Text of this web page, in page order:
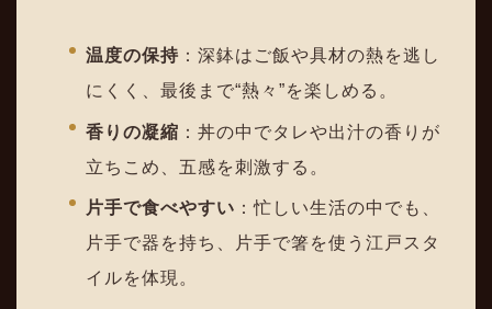
温度の保持 ：深鉢はご飯や具材の熱を逃し
にくく、最後まで“熱々”を楽しめる。
香りの凝縮 ：丼の中でタレや出汁の香りが
立ちこめ、五感を刺激する。
片手で食べやすい ：忙しい生活の中でも、
片手で器を持ち、片手で箸を使う江戸スタ
イルを体現。